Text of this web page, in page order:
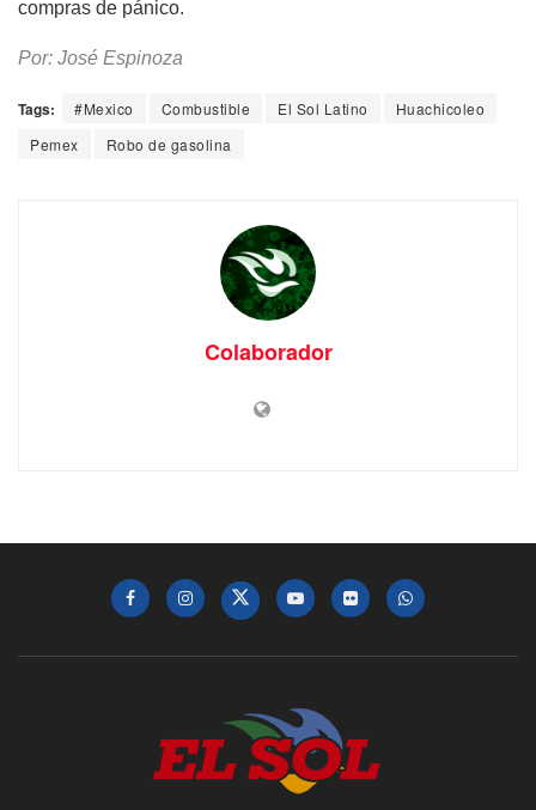
compras de pánico.
Por: José Espinoza
Tags: #Mexico Combustible El Sol Latino
Huachicoleo
Pemex
Robo de gasolina
Colaborador